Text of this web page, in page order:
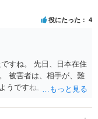
役にたった 4
すね。 先日、日本在住
被害者は、相手が、難
うですね。